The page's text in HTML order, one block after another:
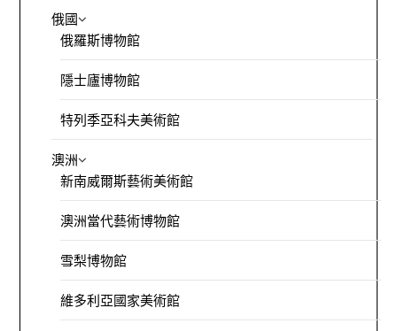
俄國
俄羅斯博物館
隱士廬博物館
特列季亞科夫美術館
澳洲
新南威爾斯藝術美術館
澳洲當代藝術博物館
雪梨博物館
維多利亞國家美術館